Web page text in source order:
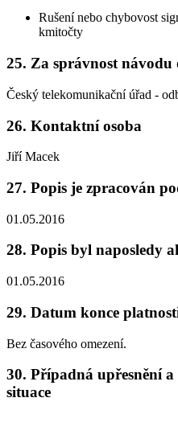
Rušení nebo chybovost
kmitočty
25. Za správnost
Český telekomunikační úřad -
26. Kontaktní osoba
Jiří Macek
27. Popis je zpracován
01.05.2016
28. Popis byl naposledy
01.05.2016
29. Datum konce
Bez časového omezení.
30. Případná upřesnění
situace